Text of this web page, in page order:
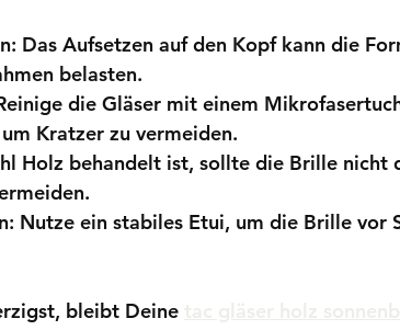
Das Aufsetzen auf den Kopf kann die
belasten.
die Gläser mit einem
Kratzer zu vermeiden.
Holz behandelt ist, sollte die Brille nicht
Nutze ein stabiles Etui, um die Brille vor
bleibt Deine